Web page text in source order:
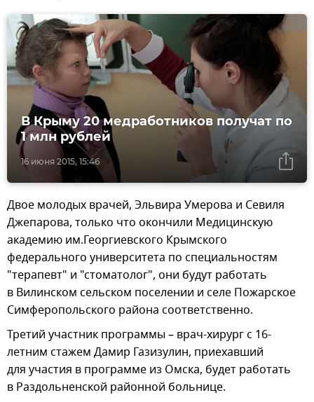
16 июня 2015, 15:46
В Крыму 20 медработников получат по
1 млн рублей
Двое молодых врачей, Эльвира Умерова и Севиля
Джепарова, только что окончили Медицинскую
академию им.Георгиевского Крымского
федерального университета по специальностям
"терапевт" и "стоматолог", они будут работать
в Вилинском сельском поселении и селе Пожарское
Симферопольского района соответственно.
Третий участник программы – врач-хирург с 16-
летним стажем Дамир Газизулин, приехавший
для участия в программе из Омска, будет работать
в Раздольненской районной больнице.